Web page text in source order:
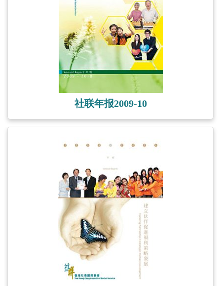
社联年报2009-10